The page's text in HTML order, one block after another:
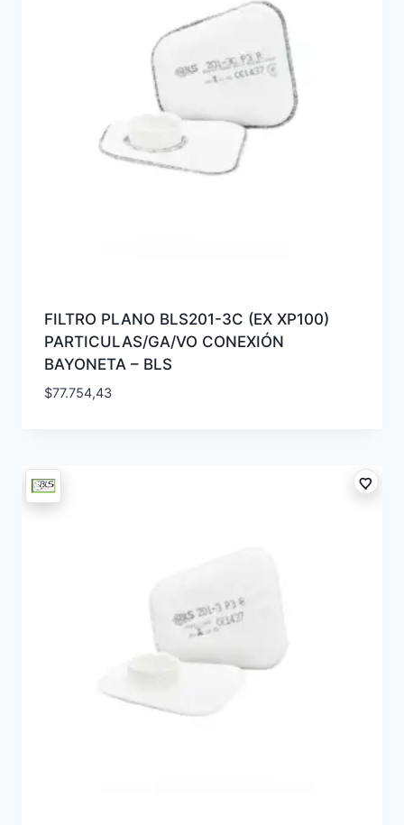
FILTRO PLANO BLS201-3C (EX XP100)
PARTICULAS/GA/VO CONEXIÓN
BAYONETA – BLS
$77.754,43